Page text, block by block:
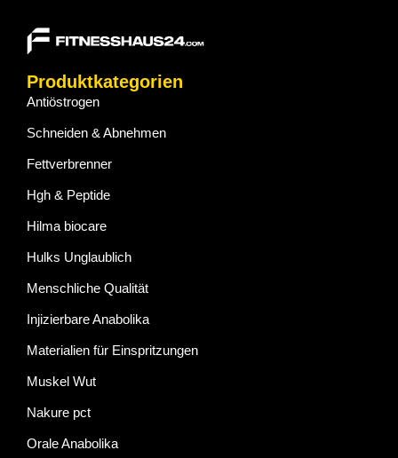
Produktkategorien
Antiöstrogen
Schneiden & Abnehmen
Fettverbrenner
Hgh & Peptide
Hilma biocare
Hulks Unglaublich
Menschliche Qualität
Injizierbare Anabolika
Materialien für Einspritzungen
Muskel Wut
Nakure pct
Orale Anabolika